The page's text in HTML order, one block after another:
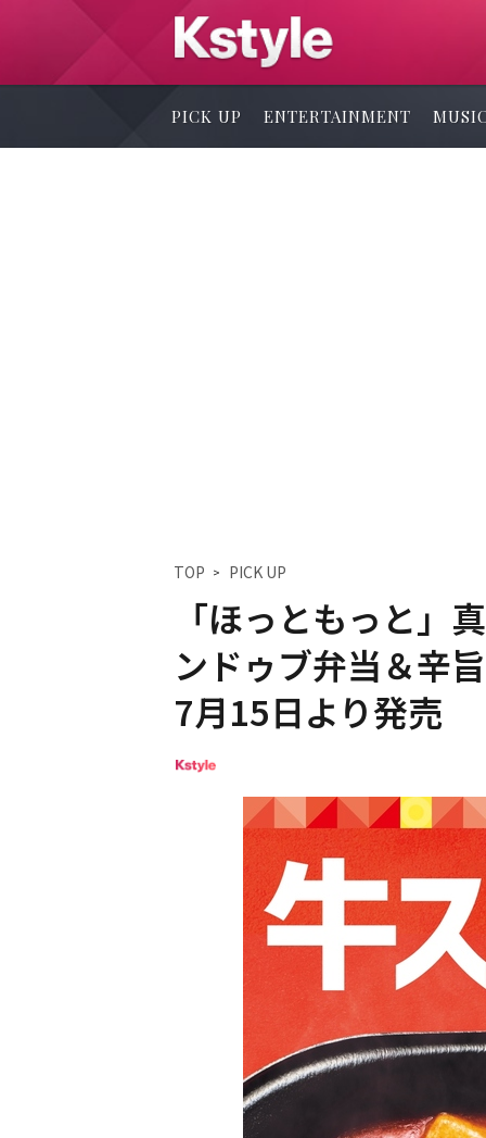
PICK UP ENTERTAINMENT
TOP PICK UP
「ほっともっと
ンドゥブ弁当＆辛
7月15日より発売